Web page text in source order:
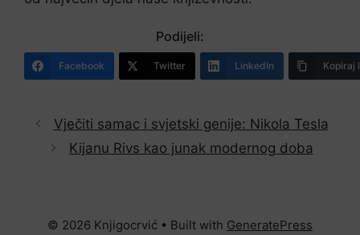
Podijeli:
Facebook Twitter LinkedIn Kopiraj
Vječiti samac i svjetski genije: Nikola Tesla
Kijanu Rivs kao junak modernog doba
© 2026 Knjigocrvić • Built with GeneratePress